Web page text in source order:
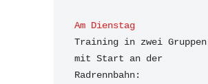
Am Dienstag
Training in zwei Gruppen
mit Start an der
Radrennbahn: